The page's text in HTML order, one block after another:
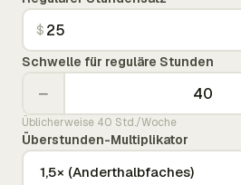
$
Schwelle für reguläre Stunden
−
Üblicherweise 40 Std./Woche
Überstunden-Multiplikator